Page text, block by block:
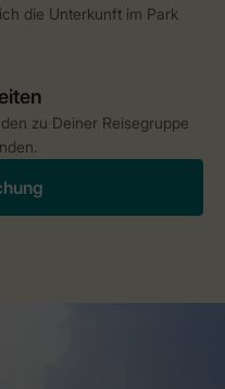
die Unterkunft im Park
zu Deiner Reisegruppe